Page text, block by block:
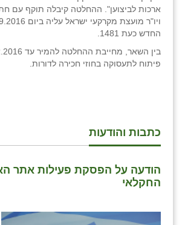
ארכות לביצוען". ההחלטה קיבלה תוקף עם
החדש כעת 1481.
פיתוח לתעסוקה בחוזי חכירה לדורות.
כתבות והודעות
הודעה על הפסקת פעילות אתר
החקלאי
שבי ציון
שדה צבי
בוסתן הגליל